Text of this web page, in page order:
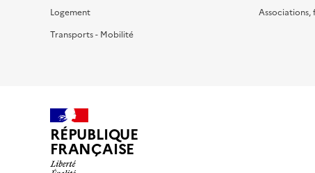
Logement
Transports - Mobilité
RÉPUBLIQUE
FRANÇAISE